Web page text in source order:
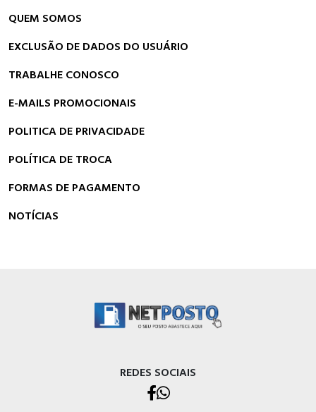
QUEM SOMOS
EXCLUSÃO DE DADOS DO USUÁRIO
TRABALHE CONOSCO
E-MAILS PROMOCIONAIS
POLITICA DE PRIVACIDADE
POLÍTICA DE TROCA
FORMAS DE PAGAMENTO
NOTÍCIAS
REDES SOCIAIS